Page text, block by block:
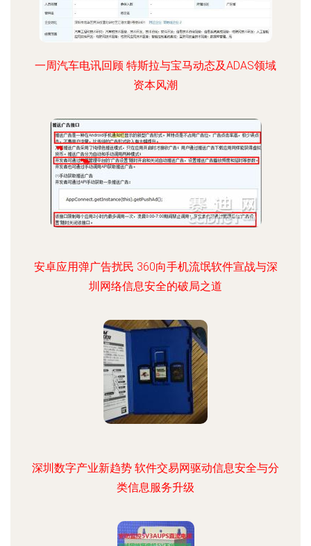
一周汽车电讯回顾 特斯拉与宝马动态及ADAS领域
资本风潮
安卓应用弹广告扰民 360向手机流氓软件宣战与深
圳网络信息安全的破局之道
深圳数字产业新趋势 软件交易网驱动信息安全与分
类信息服务升级